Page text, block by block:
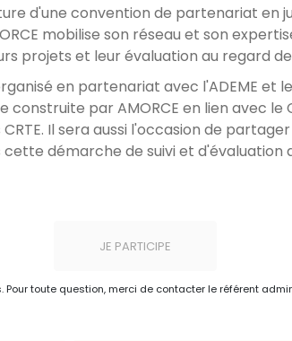
d'une convention de partenariat en
mobilise son réseau et son
projets et leur évaluation au regard
en partenariat avec l'ADEME et
construite par AMORCE en lien avec
Il sera aussi l'occasion de
cette démarche de suivi et d'évaluation
JE PARTICIPE
Pour toute question, merci de contacter le référent